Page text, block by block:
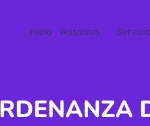
Inicio Nosotros